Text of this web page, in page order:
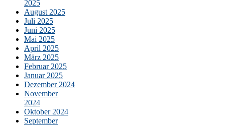
2025
August 2025
Juli 2025
Juni 2025
Mai 2025
April 2025
März 2025
Februar 2025
Januar 2025
Dezember 2024
November
2024
Oktober 2024
September